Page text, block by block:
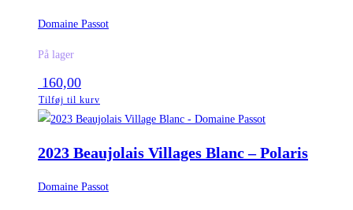
Domaine Passot
På lager
160,00
Tilføj til kurv
2023 Beaujolais Villages Blanc – Polaris
Domaine Passot